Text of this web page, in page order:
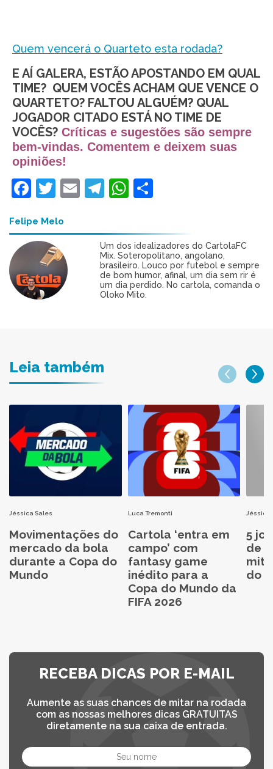
Quem vencerá o Quarteto esta rodada?
E AÍ GALERA, ESTÃO APOSTANDO EM QUAL
TIME? QUEM VOCÊS ACHAM QUE VENCE O
QUARTETO? FALTOU ALGUÉM? QUAL
JOGADOR CITADO ESTÁ NO TIME DE
VOCÊS? Críticas e sugestões são sempre
bem-vindas. Comentem e deixem suas
opiniões!
Facebook
Twitter
EmailTelegram
WhatsApp
Felipe Melo
Um dos idealizadores do CartolaFC
Mix. Soteropolitano, angolano,
brasileiro. Louco por futebol e sempre
de bom humor, afinal, um dia sem rir é
um dia perdido. No cartola, comanda o
Oloko Mito.
Leia também
Jéssica Sales
Movimentações do
mercado da bola
durante a Copa do
Mundo
Luca Tremonti
Cartola ‘entra em
campo’ com
fantasy game
inédito para a
Copa do Mundo da
FIFA 2026
Jéssica
5
de
do
RECEBA DICAS POR E-MAIL
Aumente as suas chances de mitar na rodada
com as nossas melhores dicas GRATUITAS
diretamente na sua caixa de entrada.